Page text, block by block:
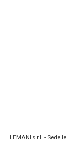
LEMANI s.r.l. - Sede